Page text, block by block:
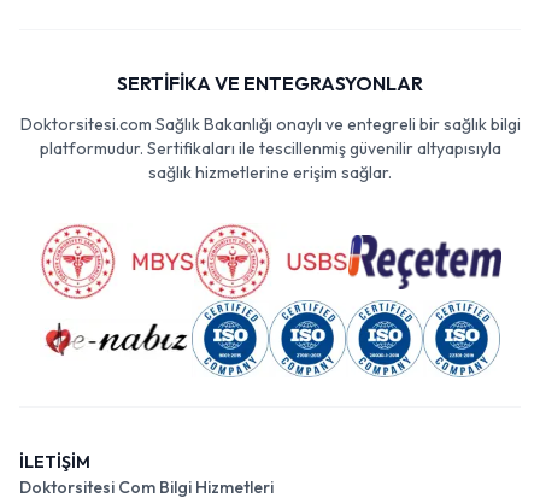
SERTİFİKA VE ENTEGRASYONLAR
Doktorsitesi.com Sağlık Bakanlığı onaylı ve entegreli bir sağlık bilgi
platformudur. Sertifikaları ile tescillenmiş güvenilir altyapısıyla
sağlık hizmetlerine erişim sağlar.
İLETİŞİM
Doktorsitesi Com Bilgi Hizmetleri